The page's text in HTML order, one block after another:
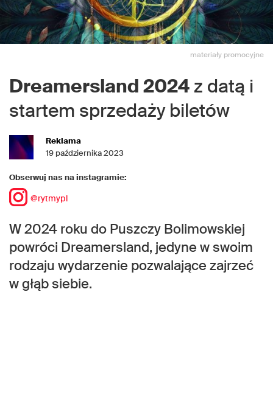
materiały promocyjne
Dreamersland 2024 z datą i
startem sprzedaży biletów
Reklama
19 października 2023
Obserwuj nas na instagramie:
@rytmypl
W 2024 roku do Puszczy Bolimowskiej
powróci Dreamersland, jedyne w swoim
rodzaju wydarzenie pozwalające zajrzeć
w głąb siebie.